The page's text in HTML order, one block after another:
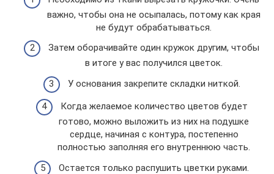
важно, чтобы она не осыпалась, потому как края
не будут обрабатываться.
Затем оборачивайте один кружок другим, чтобы
в итоге у вас получился цветок.
У основания закрепите складки ниткой.
Когда желаемое количество цветов будет
готово, можно выложить из них на подушке
сердце, начиная с контура, постепенно
полностью заполняя его внутреннюю часть.
Остается только распушить цветки руками.